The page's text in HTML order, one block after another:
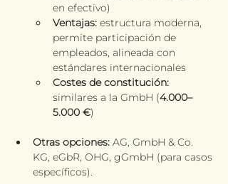
en efectivo)
Ventajas: estructura moderna,
permite participación de
empleados, alineada con
estándares internacionales
Costes de constitución:
similares a la GmbH (4.000–
5.000 €)
Otras opciones: AG, GmbH & Co.
KG, eGbR, OHG, gGmbH (para casos
específicos).